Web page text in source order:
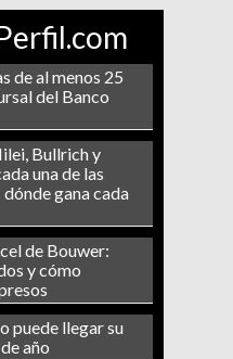
de al menos 25
del Banco
Bullrich y
una de las
gana cada
de Bouwer:
y cómo
puede llegar su
año